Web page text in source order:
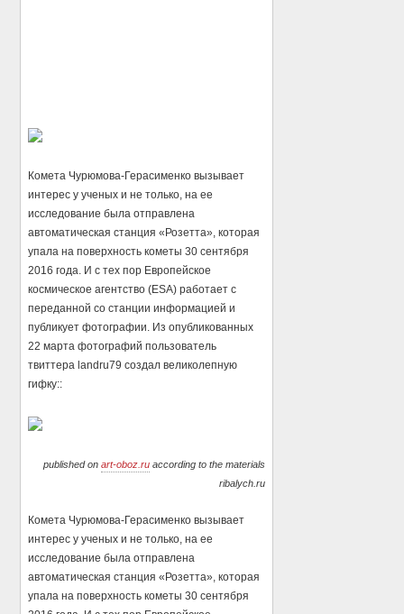
Комета Чурюмова-Герасименко вызывает
интерес у ученых и не только, на ее
исследование была отправлена
автоматическая станция «Розетта», которая
упала на поверхность кометы 30 сентября
2016 года. И с тех пор Европейское
космическое агентство (ESA) работает с
переданной со станции информацией и
публикует фотографии. Из опубликованных
22 марта фотографий пользователь
твиттера landru79 создал великолепную
гифку::
published on art-oboz.ruaccording to the materials
ribalych.ru
Комета Чурюмова-Герасименко вызывает
интерес у ученых и не только, на ее
исследование была отправлена
автоматическая станция «Розетта», которая
упала на поверхность кометы 30 сентября